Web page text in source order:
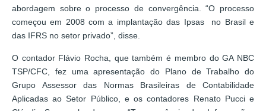
abordagem sobre o processo de convergência. “O processo
começou em 2008 com a implantação das Ipsas no Brasil e
das IFRS no setor privado”, disse.
O contador Flávio Rocha, que também é membro do GA NBC
TSP/CFC, fez uma apresentação do Plano de Trabalho do
Grupo Assessor das Normas Brasileiras de Contabilidade
Aplicadas ao Setor Público, e os contadores Renato Pucci e